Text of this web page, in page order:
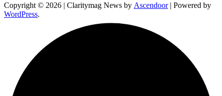
Copyright © 2026 | Claritymag News by Ascendoor| Powered by
WordPress.